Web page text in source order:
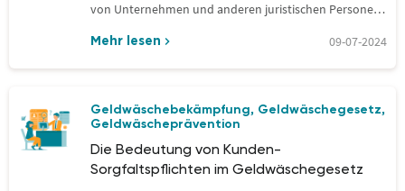
von Unternehmen und anderen juristischen Personen
Mehr lesen 09-07-2024
Geldwäschebekämpfung, Geldwäschegesetz,
Geldwäscheprävention
Die Bedeutung von Kunden-
Sorgfaltspflichten im Geldwäschegesetz